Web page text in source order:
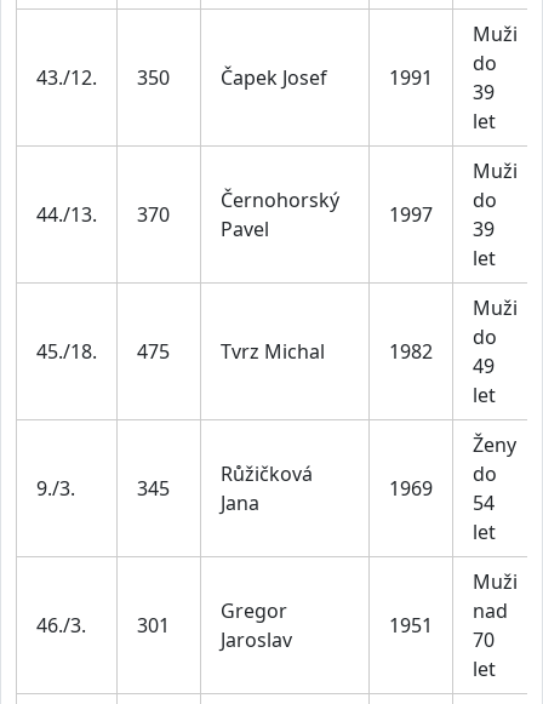
43./12. 350 Čapek Josef 1991
Muži
do
39
let
44./13. 370
Černohorský
Pavel
1997
Muži
do
39
let
45./18. 475 Tvrz Michal 1982
Muži
do
49
let
9./3. 345
Růžičková
Jana
1969
Ženy
do
54
let
46./3. 301
Gregor
Jaroslav
1951
Muži
nad
70
let